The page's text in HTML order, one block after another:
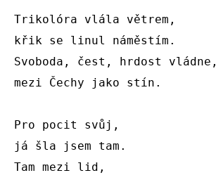
Trikolóra vlála větrem,
křik se linul náměstím.
Svoboda, čest, hrdost vládne,
mezi Čechy jako stín.
Pro pocit svůj,
já šla jsem tam.
Tam mezi lid,